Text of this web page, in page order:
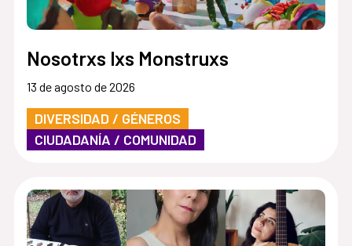
Nosotrxs lxs Monstruxs
13 de agosto de 2026
DIVERSIDAD / GÉNEROS
CIUDADANÍA / COMUNIDAD